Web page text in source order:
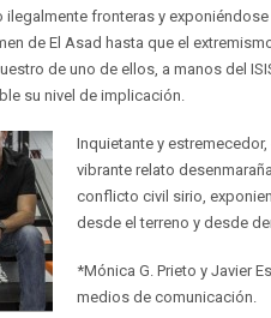
ilegalmente fronteras y exponiéndose
de El Asad hasta que el
de uno de ellos, a manos del
su nivel de implicación.
Inquietante y estremecedor,
vibrante relato
conflicto civil sirio,
desde el terreno y desde
*Mónica G. Prieto y Javier
medios de comunicación.